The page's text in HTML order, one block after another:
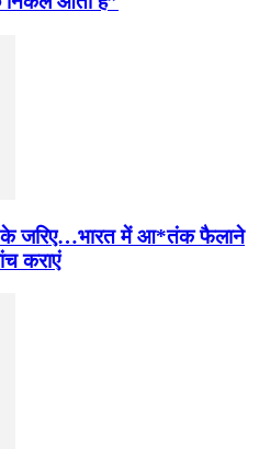
के जरिए…भारत में आ*तंक फैलाने
कराएं